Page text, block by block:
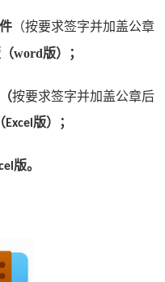
（按要求签字并加盖公章
word版）；
按要求签字并加盖公章后
Excel 版） ；
版。